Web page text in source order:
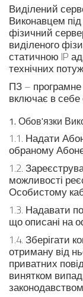
Виділений
Виконавцем
фізичний
виділеного
статичною IP
технічних
ПЗ –
включає в себе
1. Обов'язки
1.1. Надати
обраному
1.2.
можливості
Особистому
1.3. Надавати
що описані на
1.4. Зберігати
отриману від
приватних
винятком